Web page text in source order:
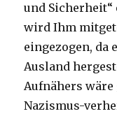
und Sicherheit“
wird Ihm
eingezogen,
Ausland
Aufnähers wäre
Nazismus-